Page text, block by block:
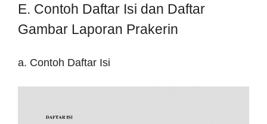
E. Contoh Daftar Isi dan Daftar
Gambar Laporan Prakerin
a. Contoh Daftar Isi